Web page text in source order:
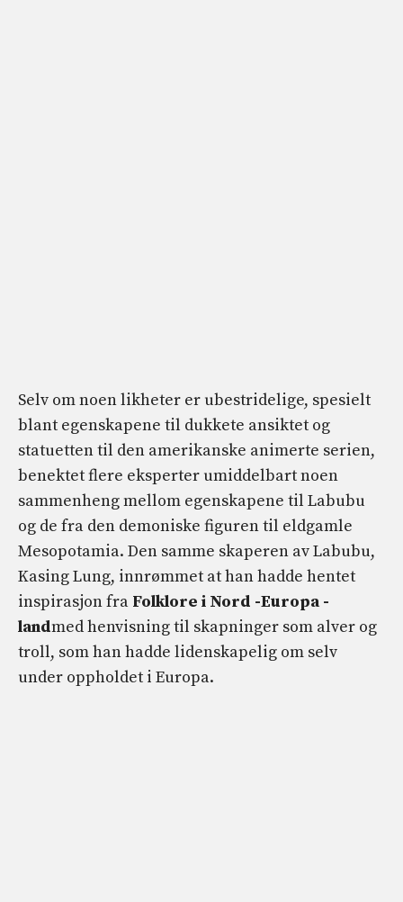
Selv om noen likheter er ubestridelige, spesielt
blant egenskapene til dukkete ansiktet og
statuetten til den amerikanske animerte serien,
benektet flere eksperter umiddelbart noen
sammenheng mellom egenskapene til Labubu
og de fra den demoniske figuren til eldgamle
Mesopotamia. Den samme skaperen av Labubu,
Kasing Lung, innrømmet at han hadde hentet
inspirasjon fra Folklore i Nord -Europa -
landmed henvisning til skapninger som alver og
troll, som han hadde lidenskapelig om selv
under oppholdet i Europa.